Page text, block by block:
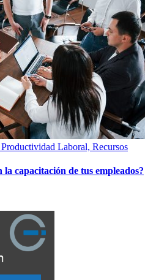
Laboral, Recursos
capacitación de tus empleados?